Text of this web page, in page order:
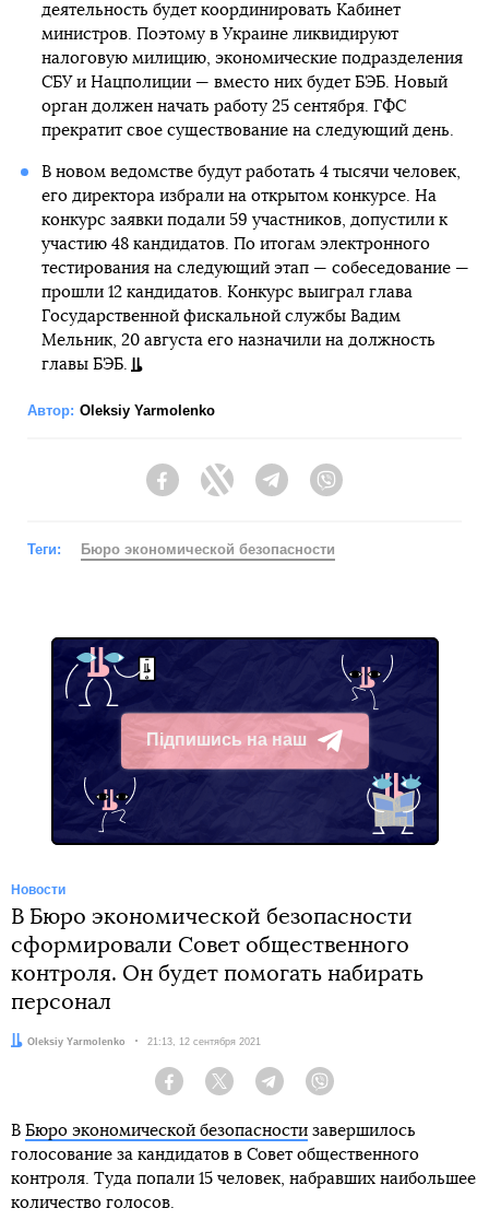
деятельность будет координировать Кабинет
министров. Поэтому в Украине ликвидируют
налоговую милицию, экономические подразделения
СБУ и Нацполиции — вместо них будет БЭБ. Новый
орган должен начать работу 25 сентября. ГФС
прекратит свое существование на следующий день.
В новом ведомстве будут работать 4 тысячи человек,
его директора избрали на открытом конкурсе. На
конкурс заявки подали 59 участников, допустили к
участию 48 кандидатов. По итогам электронного
тестирования на следующий этап — собеседование —
прошли 12 кандидатов. Конкурс выиграл глава
Государственной фискальной службы Вадим
Мельник, 20 августа его назначили на должность
главы БЭБ.
Автор: Oleksiy Yarmolenko
FacebookTwitter Telegram
Теги: Бюро экономической безопасности
Підпишись на наш
Telegram
Новости
В Бюро экономической безопасности
сформировали Совет общественного
контроля. Он будет помогать набирать
персонал
Автор:
Oleksiy Yarmolenko Дата:
21:13, 12 сентября 2021
Facebook Twitter Telegram
В Бюро экономической безопасности завершилось
голосование за кандидатов в Совет общественного
контроля. Туда попали 15 человек, набравших наибольшее
количество голосов.